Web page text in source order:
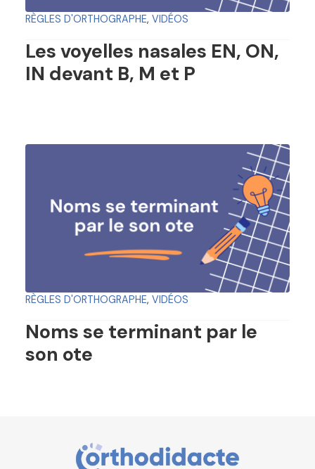
RÈGLES D'ORTHOGRAPHE, VIDÉOS
Les voyelles nasales EN, ON,
IN devant B, M et P
RÈGLES D'ORTHOGRAPHE, VIDÉOS
Noms se terminant par le
son ote